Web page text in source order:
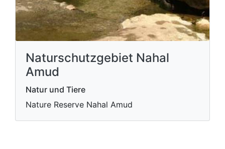
Naturschutzgebiet Nahal
Amud
Natur und Tiere
Nature Reserve Nahal Amud